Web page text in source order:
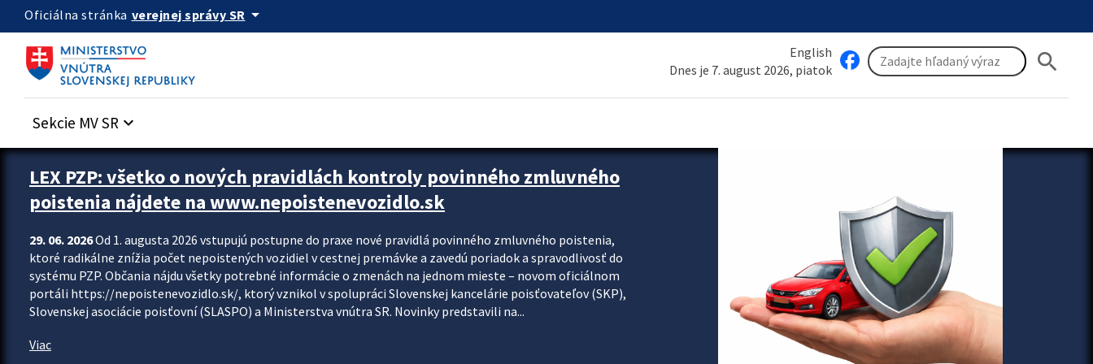
Preskocit na hlavný obsah
Oficiálna stránka verejnej správy SR arrow_drop_down
English
Dnes je 7. august 2026, piatok
search
Sekcie MV SR keyboard_arrow_down
Zastavit automatický posun upútavok
LEX PZP: všetko o nových pravidlách kontroly povinného zmluvného
poistenia nájdete na www.nepoistenevozidlo.sk
29. 06. 2026Od 1. augusta 2026 vstupujú postupne do praxe nové pravidlá povinného zmluvného poistenia,
ktoré radikálne znížia počet nepoistených vozidiel v cestnej premávke a zavedú poriadok a spravodlivosť do
systému PZP. Občania nájdu všetky potrebné informácie o zmenách na jednom mieste – novom oficiálnom
portáli https://nepoistenevozidlo.sk/, ktorý vznikol v spolupráci Slovenskej kancelárie poisťovateľov (SKP),
Slovenskej asociácie poisťovní (SLASPO) a Ministerstva vnútra SR. Novinky predstavili na...
Viac